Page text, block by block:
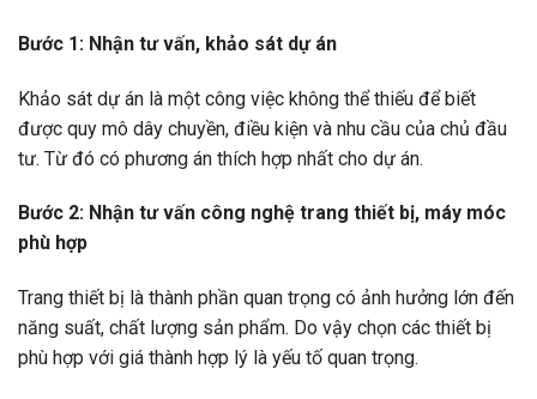
Bước 1: Nhận tư vấn, khảo sát dự án
Khảo sát dự án là một công việc không thể thiếu để biết
được quy mô dây chuyền, điều kiện và nhu cầu của chủ đầu
tư. Từ đó có phương án thích hợp nhất cho dự án.
Bước 2: Nhận tư vấn công nghệ trang thiết bị, máy móc
phù hợp
Trang thiết bị là thành phần quan trọng có ảnh hưởng lớn đến
năng suất, chất lượng sản phẩm. Do vậy chọn các thiết bị
phù hợp với giá thành hợp lý là yếu tố quan trọng.